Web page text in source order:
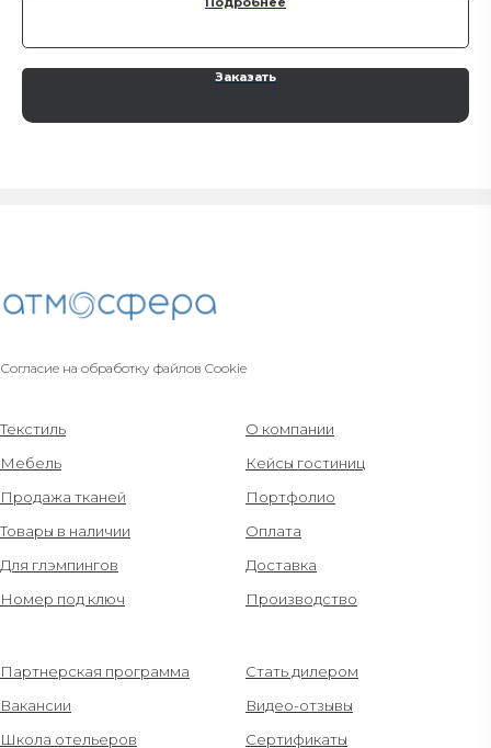
Заказать
Согласие на обработку файлов Cookie
Текстиль
Мебель
Продажа тканей
Товары в наличии
Для глэмпингов
Номер под ключ
О компании
Кейсы гостиниц
Портфолио
Оплата
Доставка
Производство
Партнерская программа
Вакансии
Школа отельеров
Стать дилером
Видео-отзывы
Сертификаты